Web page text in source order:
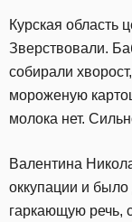
Курская область
Зверствовали.
собирали
мороженую
молока нет.
Валентина
оккупации и было
гаркающую речь,